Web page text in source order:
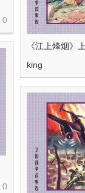
0
《江上烽烟》
king
0